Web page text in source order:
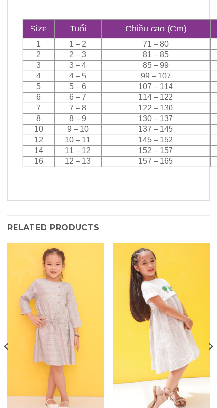
Size Tuổi Chiều cao (Cm)
1 1 – 2
71 – 80
2
2 – 3
81 – 85
3
3 – 4
85 – 99
4
4 – 5
99 – 107
5
5 – 6
107 – 114
6
6 – 7
114 – 122
7
7 – 8
122 – 130
8
8 – 9
130 – 137
10
9 – 10
137 – 145
12
10 – 11
145 – 152
14
11 – 12
152 – 157
16
12 – 13 157 – 165
RELATED PRODUCTS